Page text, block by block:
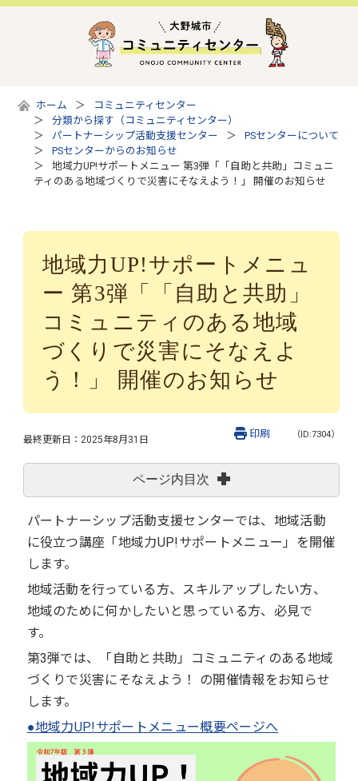
ホーム
コミュニティセンター
分類から探す（コミュニティセンター）
パートナーシップ活動支援センター
PSセンターについて
PSセンターからのお知らせ
地域力UP!サポートメニュー 第3弾「「自助と共助」コミュニ
ティのある地域づくりで災害にそなえよう！」 開催のお知らせ
地域力UP!サポートメニュ
ー 第3弾「「自助と共助」
コミュニティのある地域
づくりで災害にそなえよ
う！」 開催のお知らせ
最終更新日： 2025年8月31日 （ID:7304）
印刷
ページ内目次
パートナーシップ活動支援センターでは、地域活動
に役立つ講座「地域力UP!サポートメニュー」を開催
します。
地域活動を行っている方、スキルアップしたい方、
地域のために何かしたいと思っている方、必見で
す。
第3弾では、「自助と共助」コミュニティのある地域
づくりで災害にそなえよう！ の開催情報をお知らせ
します。
●地域力UP!サポートメニュー概要ページへ